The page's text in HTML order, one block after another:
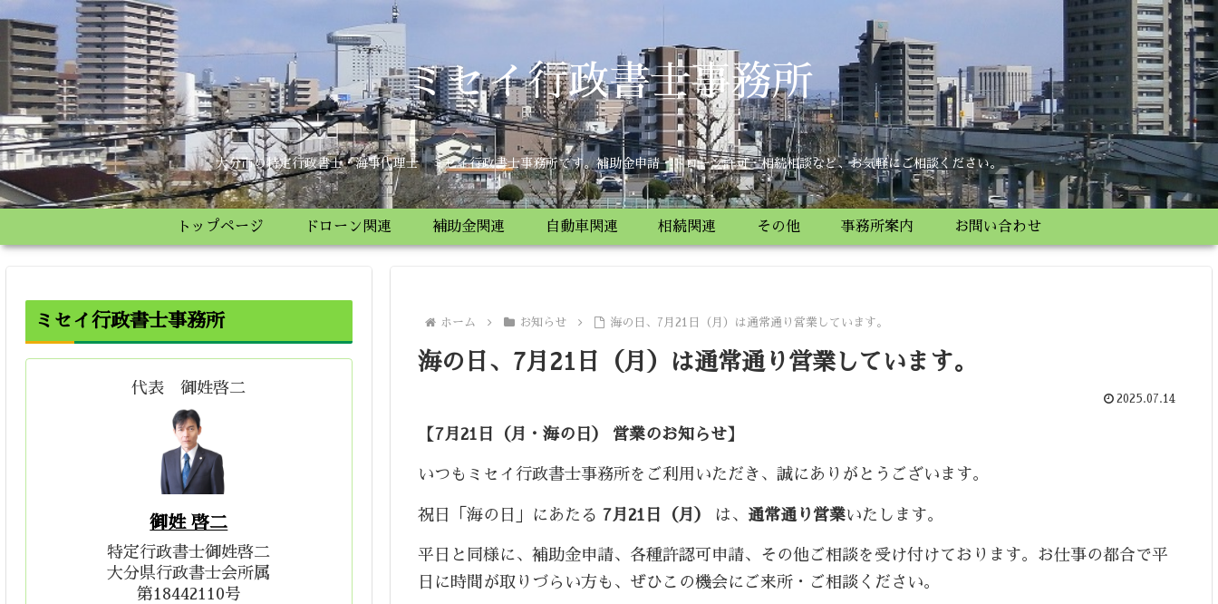
ミセイ行政書士事務所
大分市の特定行政書士・海事代理士 ミセイ行政書士事務所です。補助金申請・ドローン許可・相続相談など、お気軽にご相談ください。
トップページ ドローン関連 補助金関連 自動車関連 相続関連 その他 事務所案内 お問い合わせ
ホーム お知らせ 海の日、7月21日（月）は通常通り営業しています。
海の日、7月21日（月）は通常通り営業しています。
2025.07.14
【7月21日（月・海の日） 営業のお知らせ】
いつもミセイ行政書士事務所をご利用いただき、誠にありがとうございます。
祝日「海の日」にあたる 7月21日（月） は、 通常通り営業いたします。
平日と同様に、補助金申請、各種許認可申請、その他ご相談を受け付けております。お仕事の都合で平
日に時間が取りづらい方も、ぜひこの機会にご来所・ご相談ください。
ミセイ行政書士事務所
代表 御姓啓二
御姓 啓二
特定行政書士御姓啓二
大分県行政書士会所属
第18442110号